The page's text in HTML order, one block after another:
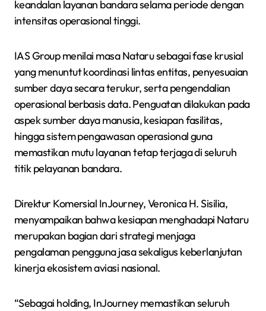
keandalan layanan bandara selama periode dengan
intensitas operasional tinggi.
IAS Group menilai masa Nataru sebagai fase krusial
yang menuntut koordinasi lintas entitas, penyesuaian
sumber daya secara terukur, serta pengendalian
operasional berbasis data. Penguatan dilakukan pada
aspek sumber daya manusia, kesiapan fasilitas,
hingga sistem pengawasan operasional guna
memastikan mutu layanan tetap terjaga di seluruh
titik pelayanan bandara.
Direktur Komersial InJourney, Veronica H. Sisilia,
menyampaikan bahwa kesiapan menghadapi Nataru
merupakan bagian dari strategi menjaga
pengalaman pengguna jasa sekaligus keberlanjutan
kinerja ekosistem aviasi nasional.
“Sebagai holding, InJourney memastikan seluruh